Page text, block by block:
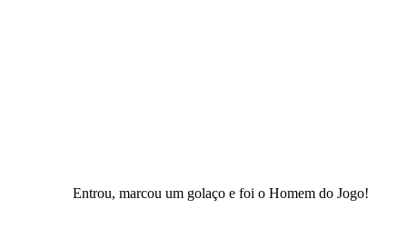
Entrou, marcou um golaço e foi o Homem do Jogo!